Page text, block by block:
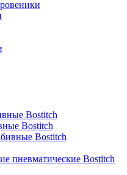
Bostitch
Bostitch
Bostitch
пневматические Bostitch